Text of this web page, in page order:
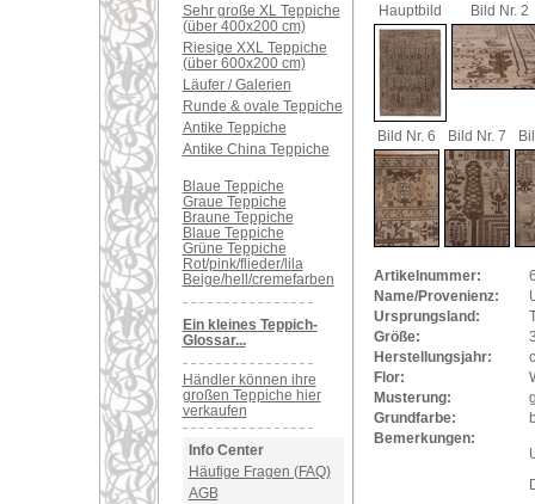
Sehr große XL Teppiche
(über 400x200 cm)
Riesige XXL Teppiche
(über 600x200 cm)
Läufer / Galerien
Runde & ovale Teppiche
Antike Teppiche
Antike China Teppiche
Blaue Teppiche
Graue Teppiche
Braune Teppiche
Blaue Teppiche
Grüne Teppiche
Rot/pink/flieder/lila
Beige/hell/cremefarben
Ein kleines Teppich-
Glossar...
Händler können ihre
großen Teppiche hier
verkaufen
Info Center
Häufige Fragen (FAQ)
AGB
Hauptbild
Bild Nr. 2
Bild Nr. 6 Bild Nr. 7
Artikelnummer:
Name/Provenienz:
Ursprungsland:
Größe:
Herstellungsjahr:
Flor:
Musterung:
Grundfarbe:
Bemerkungen: